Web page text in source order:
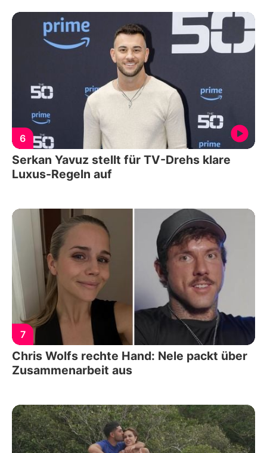
6
Serkan Yavuz stellt für TV-Drehs klare
Luxus-Regeln auf
7
Chris Wolfs rechte Hand: Nele packt über
Zusammenarbeit aus